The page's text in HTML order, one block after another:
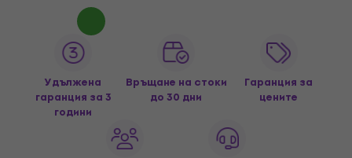
Удължена
гаранция за 3
години
Връщане на стоки
до 30 дни
Гаранция за
цените